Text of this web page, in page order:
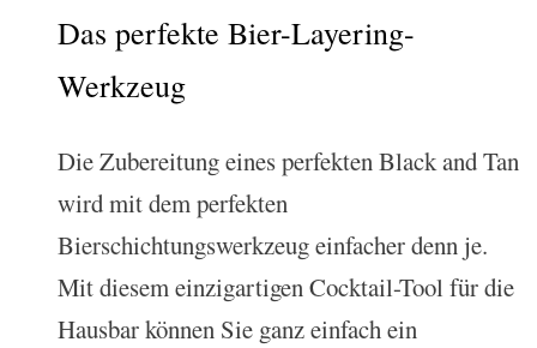
Das perfekte Bier-Layering-
Werkzeug
Die Zubereitung eines perfekten Black and Tan
wird mit dem perfekten
Bierschichtungswerkzeug einfacher denn je.
Mit diesem einzigartigen Cocktail-Tool für die
Hausbar können Sie ganz einfach ein